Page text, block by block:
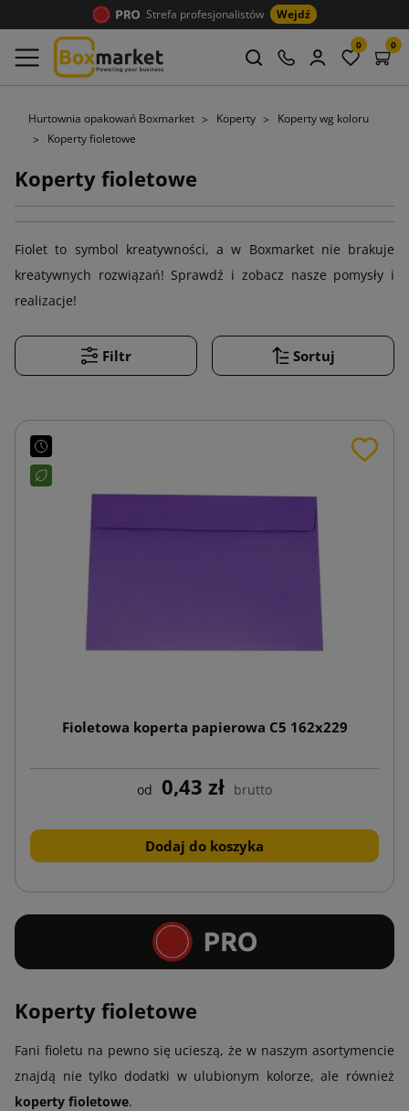
Strefa profesjonalistów Wejdź
0 0
Hurtownia opakowań Boxmarket Koperty
Koperty wg koloru
Koperty fioletowe
Koperty fioletowe
Fiolet to symbol kreatywności, a w Boxmarket nie brakuje
kreatywnych rozwiązań! Sprawdź i zobacz nasze pomysły i
realizacje!
Filtr Sortuj
Fioletowa koperta papierowa C5 162x229
od 0,43 zł brutto
Dodaj do koszyka
Koperty fioletowe
Fani fioletu na pewno się ucieszą, że w naszym asortymencie
znajdą nie tylko dodatki w ulubionym kolorze, ale również
koperty fioletowe.